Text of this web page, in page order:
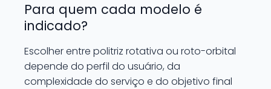
Para quem cada modelo é
indicado?
Escolher entre politriz rotativa ou roto-orbital
depende do perfil do usuário, da
complexidade do serviço e do objetivo final